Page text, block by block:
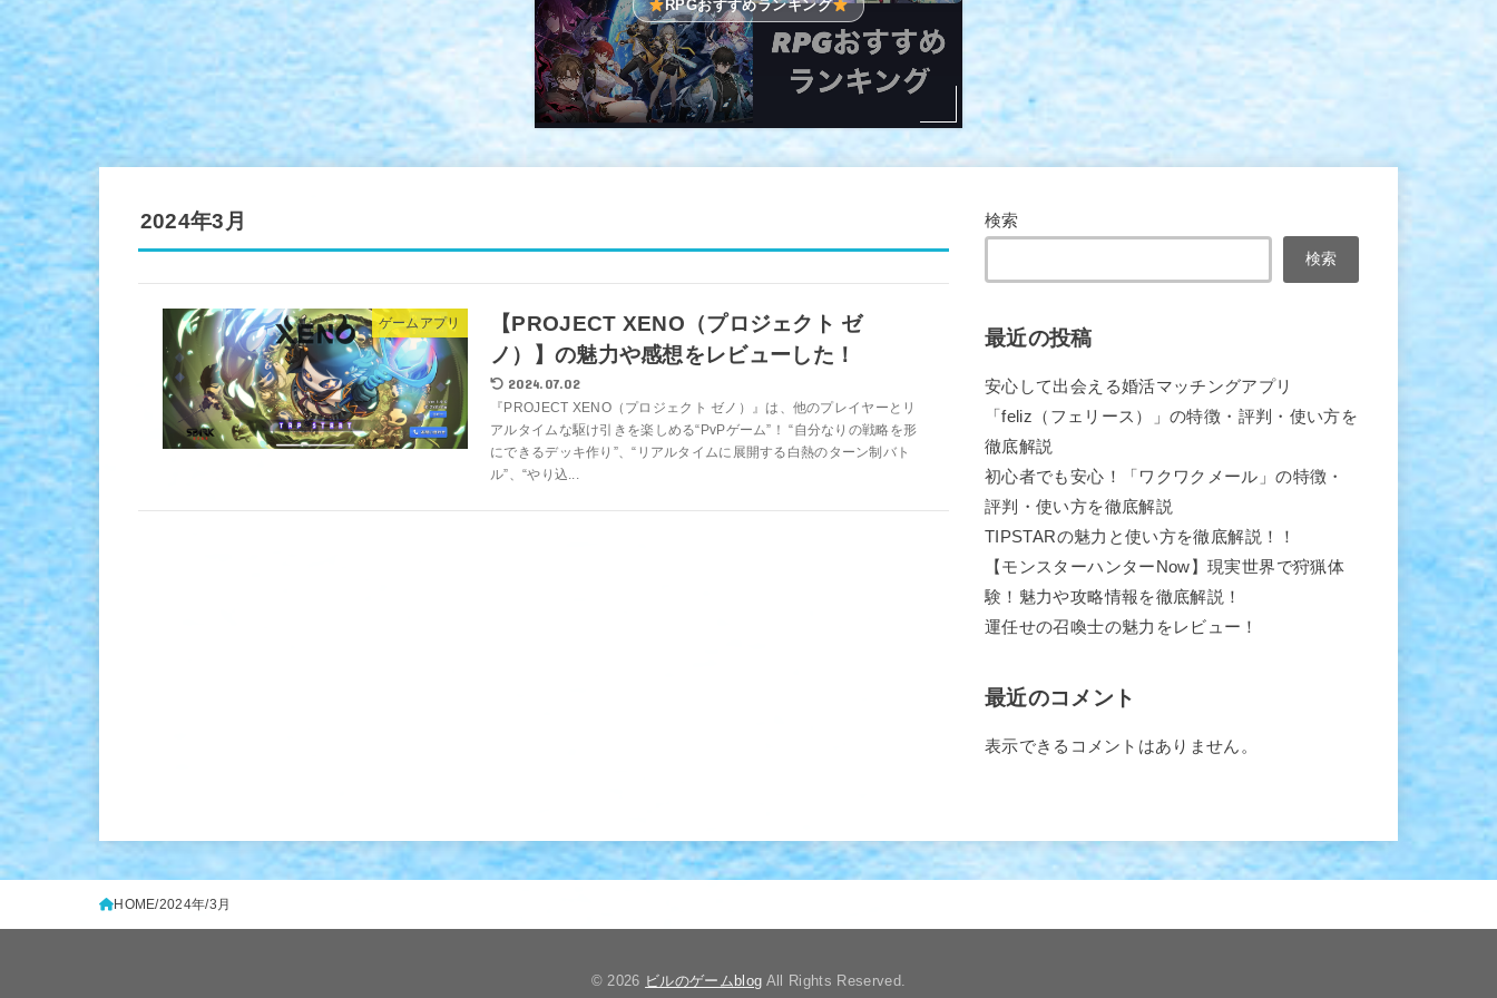
RPGおすすめランキング
2024年3月
ゲームアプリ
【PROJECT XENO（プロジェクト ゼ
ノ）】の魅力や感想をレビューした！
2024.07.02
『PROJECT XENO（プロジェクト ゼノ）』は、他のプレイヤーとリ
アルタイムな駆け引きを楽しめる“PvPゲーム”！ “自分なりの戦略を形
にできるデッキ作り”、“リアルタイムに展開する白熱のターン制バト
ル”、“やり込...
検索
検索
最近の投稿
安心して出会える婚活マッチングアプリ
「feliz（フェリース）」の特徴・評判・使い方を
徹底解説
初心者でも安心！「ワクワクメール」の特徴・
評判・使い方を徹底解説
TIPSTARの魅力と使い方を徹底解説！！
【モンスターハンターNow】現実世界で狩猟体
験！魅力や攻略情報を徹底解説！
運任せの召喚士の魅力をレビュー！
最近のコメント
表示できるコメントはありません。
HOME 2024年 3月
© 2026 ビルのゲームblog All Rights Reserved.